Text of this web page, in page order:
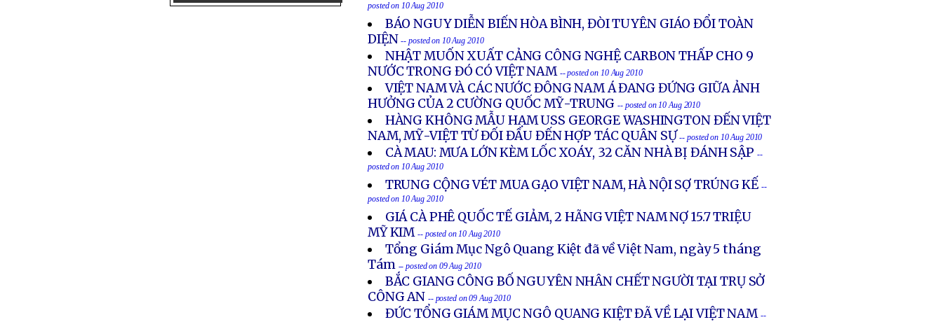
posted on 10 Aug 2010
BÁO NGUY DIỄN BIẾN HÒA BÌNH, ĐÒI TUYÊN GIÁO ĐỔI TOÀN
DIỆN -- posted on 10 Aug 2010
NHẬT MUỐN XUẤT CẢNG CÔNG NGHỆ CARBON THẤP CHO 9
NƯỚC TRONG ĐÓ CÓ VIỆT NAM -- posted on 10 Aug 2010
VIỆT NAM VÀ CÁC NƯỚC ĐÔNG NAM Á ĐANG ĐỨNG GIỮA ẢNH
HƯỞNG CỦA 2 CƯỜNG QUỐC MỸ-TRUNG -- posted on 10 Aug 2010
HÀNG KHÔNG MẪU HẠM USS GEORGE WASHINGTON ĐẾN VIỆT
NAM, MỸ-VIỆT TỪ ĐỐI ĐẦU ĐẾN HỢP TÁC QUÂN SỰ -- posted on 10 Aug 2010
CÀ MAU: MƯA LỚN KÈM LỐC XOÁY, 32 CĂN NHÀ BỊ ĐÁNH SẬP --
posted on 10 Aug 2010
TRUNG CỘNG VÉT MUA GẠO VIỆT NAM, HÀ NỘI SỢ TRÚNG KẾ --
posted on 10 Aug 2010
GIÁ CÀ PHÊ QUỐC TẾ GIẢM, 2 HÃNG VIỆT NAM NỢ 15.7 TRIỆU
MỸ KIM -- posted on 10 Aug 2010
Tổng Giám Mục Ngô Quang Kiệt đã về Việt Nam, ngày 5 tháng
Tám -- posted on 09 Aug 2010
BẮC GIANG CÔNG BỐ NGUYÊN NHÂN CHẾT NGƯỜI TẠI TRỤ SỞ
CÔNG AN -- posted on 09 Aug 2010
ĐỨC TỔNG GIÁM MỤC NGÔ QUANG KIỆT ĐÃ VỀ LẠI VIỆT NAM --